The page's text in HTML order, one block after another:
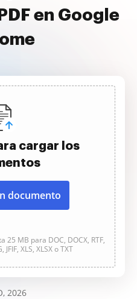
en Google
cargar los
documento
25 MB para DOC, DOCX, RTF,
JFIF, XLS, XLSX o TXT
2026